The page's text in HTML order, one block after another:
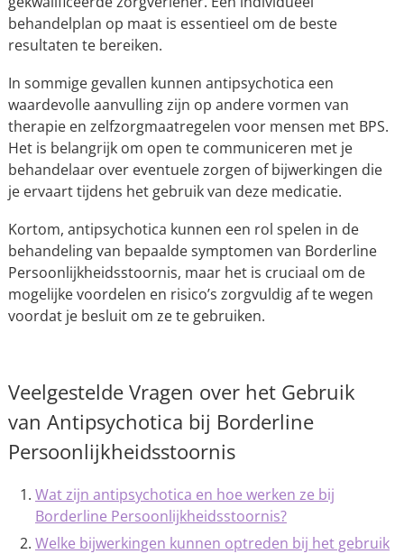
behandelplan op maat is essentieel om de beste
resultaten te bereiken.
In sommige gevallen kunnen antipsychotica een
waardevolle aanvulling zijn op andere vormen van
therapie en zelfzorgmaatregelen voor mensen met BPS.
Het is belangrijk om open te communiceren met je
behandelaar over eventuele zorgen of bijwerkingen die
je ervaart tijdens het gebruik van deze medicatie.
Kortom, antipsychotica kunnen een rol spelen in de
behandeling van bepaalde symptomen van Borderline
Persoonlijkheidsstoornis, maar het is cruciaal om de
mogelijke voordelen en risico’s zorgvuldig af te wegen
voordat je besluit om ze te gebruiken.
Veelgestelde Vragen over het Gebruik
van Antipsychotica bij Borderline
Persoonlijkheidsstoornis
Wat zijn antipsychotica en hoe werken ze bij
Borderline Persoonlijkheidsstoornis?
Welke bijwerkingen kunnen optreden bij het gebruik